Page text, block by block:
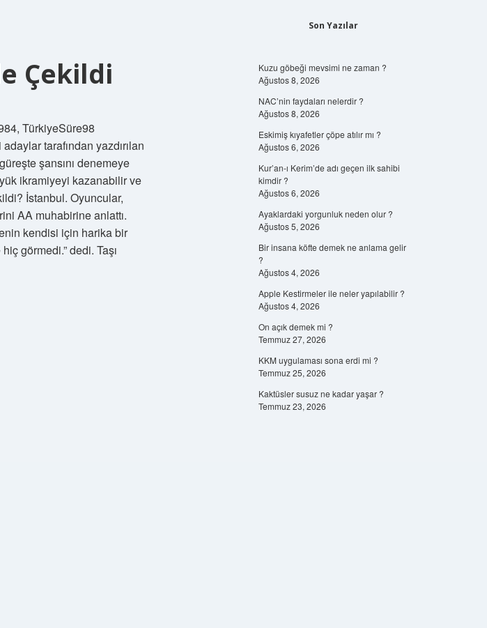
Çekildi
TürkiyeSüre98
tarafından yazdırılan
şansını denemeye
ikramiyeyi kazanabilir ve
İstanbul. Oyuncular,
AA muhabirine anlattı.
kendisi için harika bir
görmedi.” dedi. Taşı
Son Yazılar
Kuzu göbeği mevsimi ne zaman ?
Ağustos 8, 2026
NAC’nin faydaları nelerdir ?
Ağustos 8, 2026
Eskimiş kıyafetler çöpe atılır mı ?
Ağustos 6, 2026
Kur’an-ı Kerim’de adı geçen ilk sahibi
kimdir ?
Ağustos 6, 2026
Ayaklardaki yorgunluk neden olur ?
Ağustos 5, 2026
Bir insana köfte demek ne anlama gelir
?
Ağustos 4, 2026
Apple Kestirmeler ile neler yapılabilir ?
Ağustos 4, 2026
On açık demek mi ?
Temmuz 27, 2026
KKM uygulaması sona erdi mi ?
Temmuz 25, 2026
Kaktüsler susuz ne kadar yaşar ?
Temmuz 23, 2026